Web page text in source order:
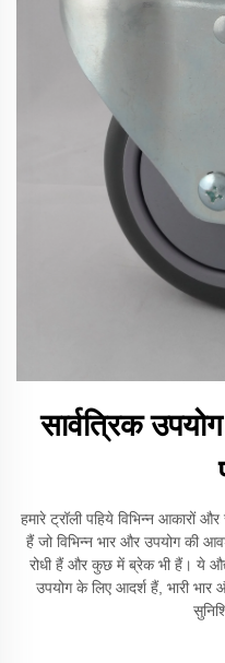
सार्वत्रिक
हमारे ट्रॉली पहिये विभिन्न आकारों
हैं जो विभिन्न भार और उपयोग की
रोधी हैं और कुछ में ब्रेक भी हैं। ये
उपयोग के लिए आदर्श हैं, भारी